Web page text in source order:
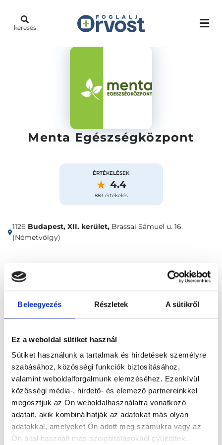
Beleegyezés Részletek A sütikről
Ez a weboldal sütiket használ
Sütiket használunk a tartalmak és hirdetések személyre
szabásához, közösségi funkciók biztosításához,
valamint weboldalforgalmunk elemzéséhez. Ezenkívül
közösségi média-, hirdető- és elemező partnereinkkel
megosztjuk az Ön weboldalhasználatra vonatkozó
adatait, akik kombinálhatják az adatokat más olyan
adatokkal, amelyeket Ön adott meg számukra vagy az
Ön által használt más szolgáltatásokból gyűjtöttek.
keresés
Menta Egészségközpont
ÉRTÉKELÉSEK
4.4
883 értékelés
1126 Budapest, XII. kerület, Brassai Sámuel u. 16.
(Németvölgy)
Vélemények
Foglalj időpontot
Reumatológia
Főoldal Klinikák
Gyermek ortopédus, Budapest, XII. kerület